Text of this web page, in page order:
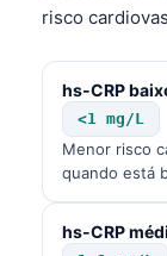
risco
hs-CRP
<1 mg/L
Menor risco
quando está
hs-CRP